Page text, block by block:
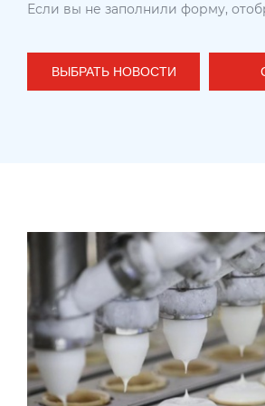
Если вы не заполнили форму,
ВЫБРАТЬ НОВОСТИ